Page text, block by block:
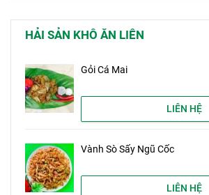
HẢI SẢN KHÔ ĂN LIÊN
Gỏi Cá Mai
LIÊN HỆ
Vành Sò Sấy Ngũ Cốc
LIÊN HỆ